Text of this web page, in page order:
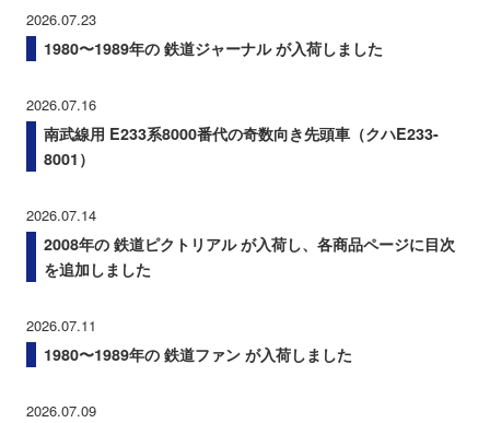
2026.07.23
1980〜1989年の 鉄道ジャーナル が入荷しました
2026.07.16
南武線用 E233系8000番代の奇数向き先頭車（クハE233-
8001）
2026.07.14
2008年の 鉄道ピクトリアル が入荷し、各商品ページに目次
を追加しました
2026.07.11
1980〜1989年の 鉄道ファン が入荷しました
2026.07.09